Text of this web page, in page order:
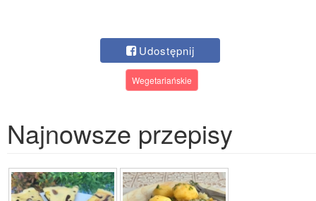
Udostępnij
Wegetariańskie
Najnowsze przepisy